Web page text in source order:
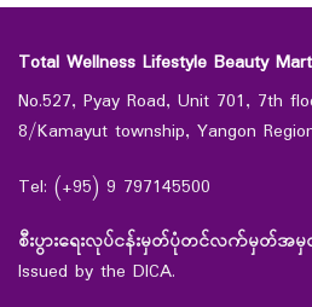
Total Wellness Lifestyle Beauty
No.527, Pyay Road, Unit 701, 7th
8/Kamayut township, Yangon
Tel: (+95) 9 797145500
စီးပွားရေးလုပ်ငန်းမှတ်ပုံတင်လက်မှတ်အ
Issued by the DICA.